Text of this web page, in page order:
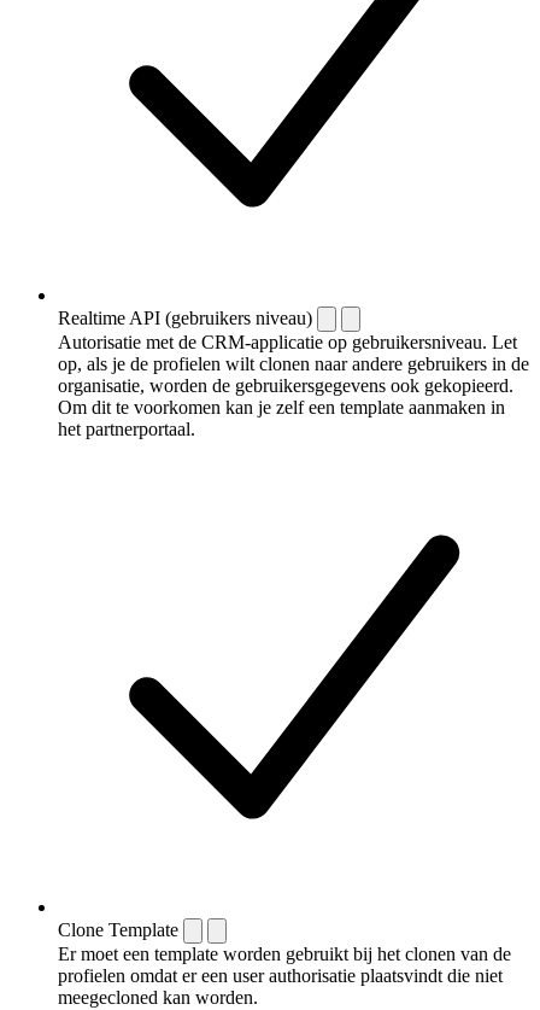
Realtime API (gebruikers niveau)
Autorisatie met de CRM-applicatie op gebruikersniveau. Let
op, als je de profielen wilt clonen naar andere gebruikers in de
organisatie, worden de gebruikersgegevens ook gekopieerd.
Om dit te voorkomen kan je zelf een template aanmaken in
het partnerportaal.
Clone Template
Er moet een template worden gebruikt bij het clonen van de
profielen omdat er een user authorisatie plaatsvindt die niet
meegecloned kan worden.